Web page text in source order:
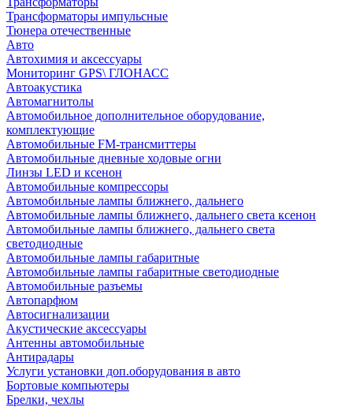
Трансформаторы импульсные
Тюнера отечественные
Авто
Автохимия и аксессуары
Мониторинг GPS\ ГЛОНАСС
Автоакустика
Автомагнитолы
Автомобильное дополнительное оборудование,
комплектующие
Автомобильные FM-трансмиттеры
Автомобильные дневные ходовые огни
Линзы LED и ксенон
Автомобильные компрессоры
Автомобильные лампы ближнего, дальнего
Автомобильные лампы ближнего, дальнего света ксенон
Автомобильные лампы ближнего, дальнего света
светодиодные
Автомобильные лампы габаритные
Автомобильные лампы габаритные светодиодные
Автомобильные разъемы
Автопарфюм
Автосигнализации
Акустические аксессуары
Антенны автомобильные
Антирадары
Услуги установки доп.оборудования в авто
Бортовые компьютеры
Брелки, чехлы